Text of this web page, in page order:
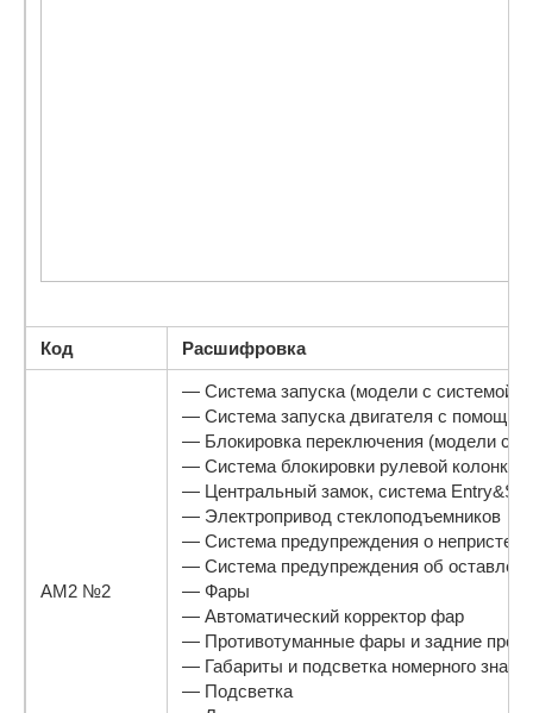
Код Расшифровка
АМ2 №2
— Система запуска (модели с системой
— Система запуска двигателя с помощью
— Блокировка переключения (модели с
— Система блокировки рулевой колонки
— Центральный замок, система
— Электропривод стеклоподъемников
— Система предупреждения о
— Система предупреждения об
— Фары
— Автоматический корректор фар
— Противотуманные фары и задние
— Габариты и подсветка номерного знака
— Подсветка